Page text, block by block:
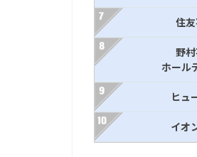
住
野
ホール
ヒュ
イオ